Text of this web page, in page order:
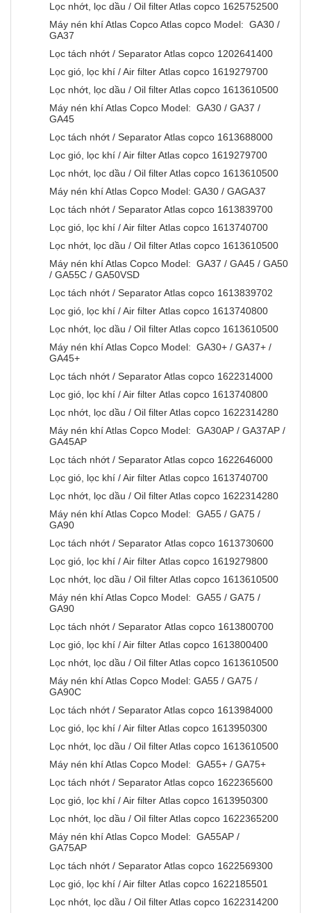
Lọc nhớt, lọc dầu / Oil filter Atlas copco 1625752500
Máy nén khí Atlas Copco Atlas copco Model: GA30 /
GA37
Lọc tách nhớt / Separator Atlas copco 1202641400
Lọc gió, lọc khí / Air filter Atlas copco 1619279700
Lọc nhớt, lọc dầu / Oil filter Atlas copco 1613610500
Máy nén khí Atlas Copco Model: GA30 / GA37 /
GA45
Lọc tách nhớt / Separator Atlas copco 1613688000
Lọc gió, lọc khí / Air filter Atlas copco 1619279700
Lọc nhớt, lọc dầu / Oil filter Atlas copco 1613610500
Máy nén khí Atlas Copco Model: GA30 / GAGA37
Lọc tách nhớt / Separator Atlas copco 1613839700
Lọc gió, lọc khí / Air filter Atlas copco 1613740700
Lọc nhớt, lọc dầu / Oil filter Atlas copco 1613610500
Máy nén khí Atlas Copco Model: GA37 / GA45 / GA50
/ GA55C / GA50VSD
Lọc tách nhớt / Separator Atlas copco 1613839702
Lọc gió, lọc khí / Air filter Atlas copco 1613740800
Lọc nhớt, lọc dầu / Oil filter Atlas copco 1613610500
Máy nén khí Atlas Copco Model: GA30+ / GA37+ /
GA45+
Lọc tách nhớt / Separator Atlas copco 1622314000
Lọc gió, lọc khí / Air filter Atlas copco 1613740800
Lọc nhớt, lọc dầu / Oil filter Atlas copco 1622314280
Máy nén khí Atlas Copco Model: GA30AP / GA37AP /
GA45AP
Lọc tách nhớt / Separator Atlas copco 1622646000
Lọc gió, lọc khí / Air filter Atlas copco 1613740700
Lọc nhớt, lọc dầu / Oil filter Atlas copco 1622314280
Máy nén khí Atlas Copco Model: GA55 / GA75 /
GA90
Lọc tách nhớt / Separator Atlas copco 1613730600
Lọc gió, lọc khí / Air filter Atlas copco 1619279800
Lọc nhớt, lọc dầu / Oil filter Atlas copco 1613610500
Máy nén khí Atlas Copco Model: GA55 / GA75 /
GA90
Lọc tách nhớt / Separator Atlas copco 1613800700
Lọc gió, lọc khí / Air filter Atlas copco 1613800400
Lọc nhớt, lọc dầu / Oil filter Atlas copco 1613610500
Máy nén khí Atlas Copco Model: GA55 / GA75 /
GA90C
Lọc tách nhớt / Separator Atlas copco 1613984000
Lọc gió, lọc khí / Air filter Atlas copco 1613950300
Lọc nhớt, lọc dầu / Oil filter Atlas copco 1613610500
Máy nén khí Atlas Copco Model: GA55+ / GA75+
Lọc tách nhớt / Separator Atlas copco 1622365600
Lọc gió, lọc khí / Air filter Atlas copco 1613950300
Lọc nhớt, lọc dầu / Oil filter Atlas copco 1622365200
Máy nén khí Atlas Copco Model: GA55AP /
GA75AP
Lọc tách nhớt / Separator Atlas copco 1622569300
Lọc gió, lọc khí / Air filter Atlas copco 1622185501
Lọc nhớt, lọc dầu / Oil filter Atlas copco 1622314200